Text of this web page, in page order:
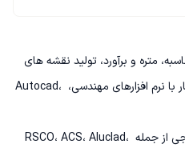
متره و برآورد، تولید نقشه های
فاز 2، تحقیق و توسعه، توانمند در کار با نرم افزارهای مهندسی، Autocad،
تجربه ی کار با شرکت های بزرگ خارجی از جمله RSCO، ACS، Aluclad،